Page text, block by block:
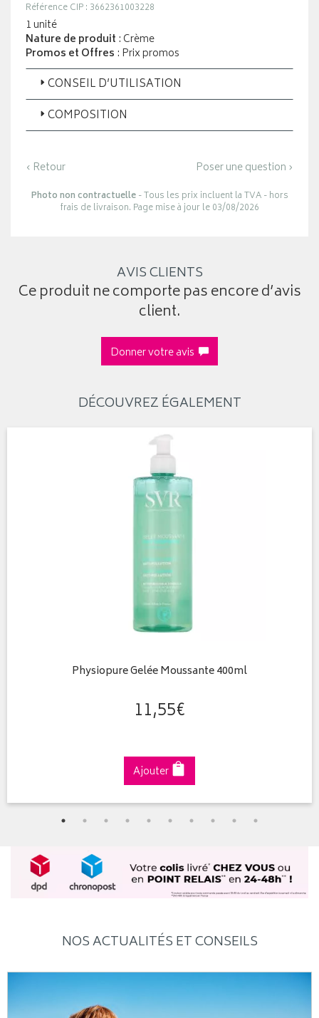
Référence CIP : 3662361003228
1 unité
Nature de produit : Crème
Promos et Offres : Prix promos
CONSEIL D’UTILISATION
COMPOSITION
‹ Retour Poser une question ›
Photo non contractuelle- Tous les prix incluent la TVA - hors
frais de livraison. Page mise à jour le 03/08/2026
AVIS CLIENTS
Ce produit ne comporte pas encore d’avis
client.
Donner votre avis
DÉCOUVREZ ÉGALEMENT
Physiopure Gelée Moussante 400ml
11,55€
Ajouter
NOS ACTUALITÉS ET CONSEILS